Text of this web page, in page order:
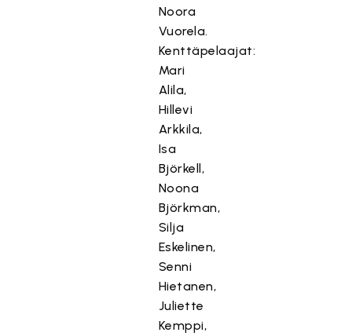
Noora
Vuorela.
Kenttäpelaajat:
Mari
Alila,
Hillevi
Arkkila,
Isa
Björkell,
Noona
Björkman,
Silja
Eskelinen,
Senni
Hietanen,
Juliette
Kemppi,